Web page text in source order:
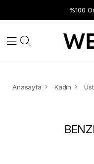
%100
Anasayfa Kadın